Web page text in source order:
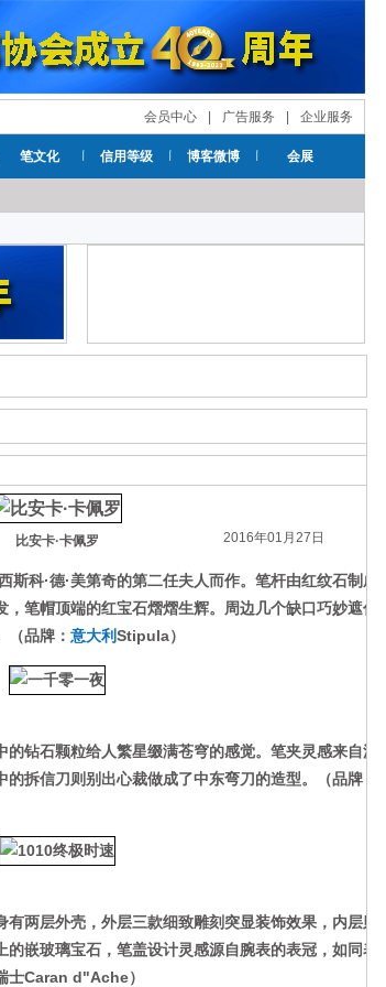
会员中心 广告服务 企业服务
笔文化 信用等级 博客微博 会展
比安卡·卡佩罗
科·德·美第奇的第二任夫人而作。笔杆由红纹石制成。
笔帽顶端的红宝石熠熠生辉。周边几个缺口巧妙遮住了
（品牌： 意大利Stipula）
石颗粒给人繁星缀满苍穹的感觉。笔夹灵感来自波斯
拆信刀则别出心裁做成了中东弯刀的造型。（品牌：
层外壳，外层三款细致雕刻突显装饰效果，内层则是
嵌玻璃宝石，笔盖设计灵感源自腕表的表冠，如同表针
士Caran d"Ache）
2016年01月27日